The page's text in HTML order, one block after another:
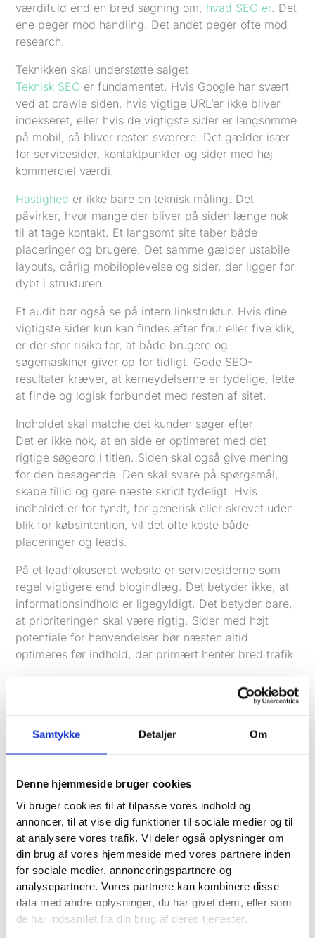
Samtykke Detaljer Om
Denne hjemmeside bruger cookies
Vi bruger cookies til at tilpasse vores indhold og
annoncer, til at vise dig funktioner til sociale medier og til
at analysere vores trafik. Vi deler også oplysninger om
din brug af vores hjemmeside med vores partnere inden
for sociale medier, annonceringspartnere og
analysepartnere. Vores partnere kan kombinere disse
data med andre oplysninger, du har givet dem, eller som
de har indsamlet fra din brug af deres tjenester.
værdifuld end en bred søgning om, hvad SEO er. Det
ene peger mod handling. Det andet peger ofte mod
research.
Teknikken skal understøtte salget
Teknisk SEO er fundamentet. Hvis Google har svært
ved at crawle siden, hvis vigtige URL’er ikke bliver
indekseret, eller hvis de vigtigste sider er langsomme
på mobil, så bliver resten sværere. Det gælder især
for servicesider, kontaktpunkter og sider med høj
kommerciel værdi.
Hastighed er ikke bare en teknisk måling. Det
påvirker, hvor mange der bliver på siden længe nok
til at tage kontakt. Et langsomt site taber både
placeringer og brugere. Det samme gælder ustabile
layouts, dårlig mobiloplevelse og sider, der ligger for
dybt i strukturen.
Et audit bør også se på intern linkstruktur. Hvis dine
vigtigste sider kun kan findes efter four eller five klik,
er der stor risiko for, at både brugere og
søgemaskiner giver op for tidligt. Gode SEO-
resultater kræver, at kerneydelserne er tydelige, lette
at finde og logisk forbundet med resten af sitet.
Indholdet skal matche det kunden søger efter
Det er ikke nok, at en side er optimeret med det
rigtige søgeord i titlen. Siden skal også give mening
for den besøgende. Den skal svare på spørgsmål,
skabe tillid og gøre næste skridt tydeligt. Hvis
indholdet er for tyndt, for generisk eller skrevet uden
blik for købsintention, vil det ofte koste både
placeringer og leads.
På et leadfokuseret website er servicesiderne som
regel vigtigere end blogindlæg. Det betyder ikke, at
informationsindhold er ligegyldigt. Det betyder bare,
at prioriteringen skal være rigtig. Sider med højt
potentiale for henvendelser bør næsten altid
optimeres før indhold, der primært henter bred trafik.
indhold til bestemte ydelser, byer eller søgehensigter.
med bedre struktur, stærkere overskrifter, skarpere
tekster og tydeligere call to action.
Typiske fund i denne del er ofte:
Tynde servicesider
Uklare overskrifter
Manglende lokale landingssider
For svage call to action
Sider med trafik, men ingen henvendelser
Indhold, der rammer forkert søgeintention
Fra audit til prioriteret handlingsplan